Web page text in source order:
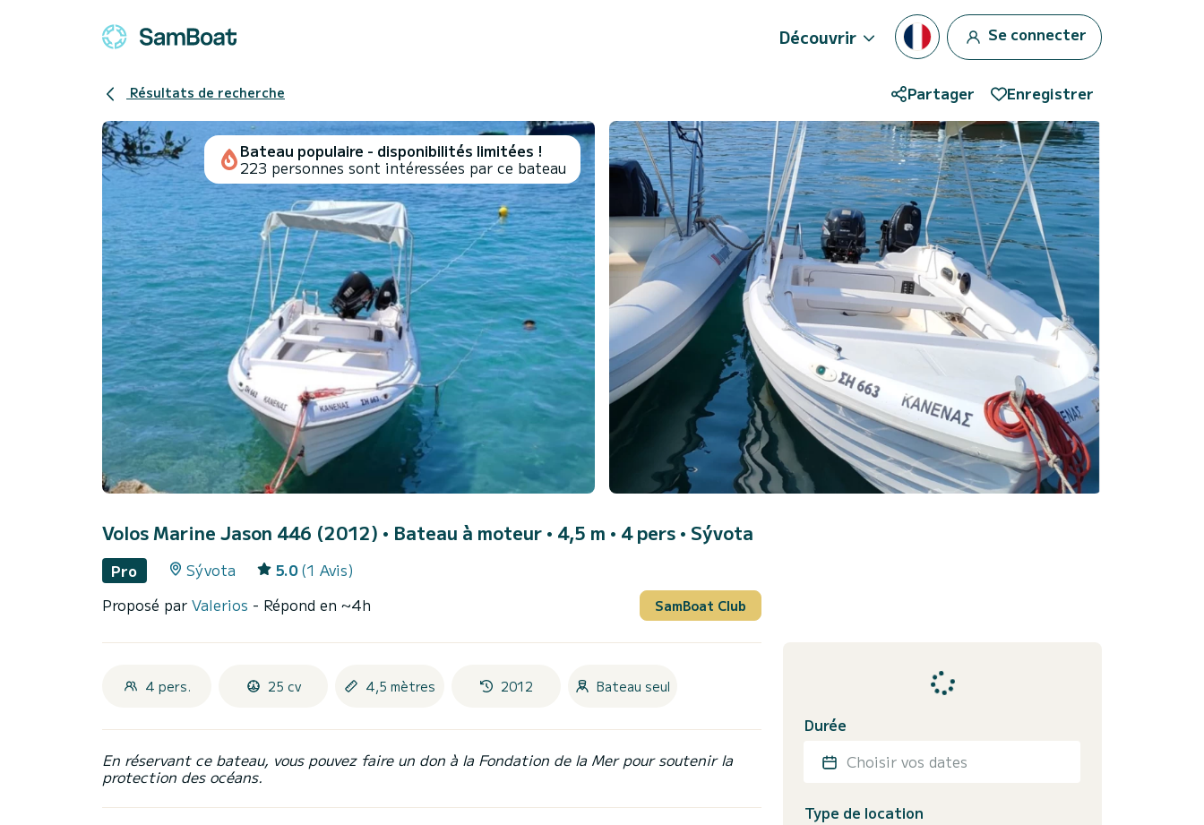
Découvrir Se connecter
Résultats de recherche Partager Enregistrer
Bateau populaire - disponibilités limitées !
223 personnes sont intéressées par ce bateau
Volos Marine Jason 446 (2012) • Bateau à moteur • 4,5 m • 4 pers • Sývota
Pro Sývota 5.0 (1 Avis)
Proposé par Valerios - Répond en ~4h SamBoat Club
4 pers. 25 cv 4,5 mètres 2012 Bateau seul
En réservant ce bateau, vous pouvez faire un don à la Fondation de la Mer pour soutenir la
protection des océans.
Durée
Choisir vos dates
Type de location